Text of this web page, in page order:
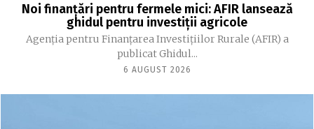
Noi finanțări pentru fermele mici: AFIR lansează
ghidul pentru investiții agricole
Agenția pentru Finanțarea Investițiilor Rurale (AFIR) a
publicat Ghidul...
6 AUGUST 2026